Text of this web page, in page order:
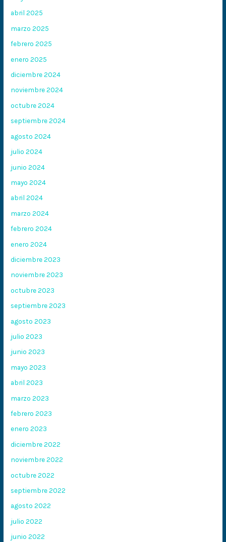
abril 2025
marzo 2025
febrero 2025
enero 2025
diciembre 2024
noviembre 2024
octubre 2024
septiembre 2024
agosto 2024
julio 2024
junio 2024
mayo 2024
abril 2024
marzo 2024
febrero 2024
enero 2024
diciembre 2023
noviembre 2023
octubre 2023
septiembre 2023
agosto 2023
julio 2023
junio 2023
mayo 2023
abril 2023
marzo 2023
febrero 2023
enero 2023
diciembre 2022
noviembre 2022
octubre 2022
septiembre 2022
agosto 2022
julio 2022
junio 2022